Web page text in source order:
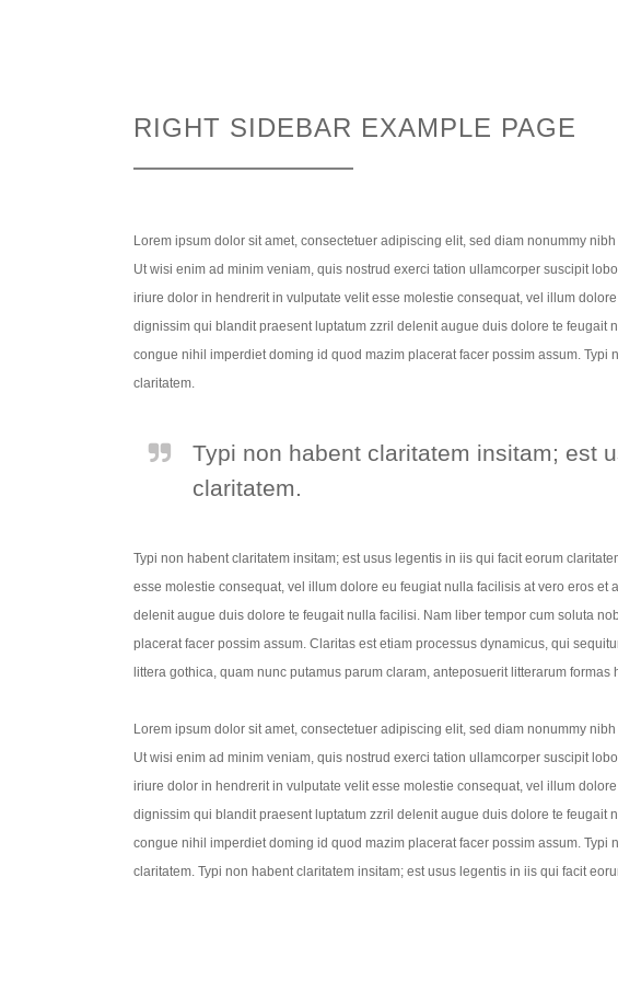
RIGHT SIDEBAR EXAMPLE PAGE
Lorem ipsum dolor sit amet, consectetuer adipiscing elit, sed diam nonummy
Ut wisi enim ad minim veniam, quis nostrud exerci tation ullamcorper suscipit
iriure dolor in hendrerit in vulputate velit esse molestie consequat, vel illum
dignissim qui blandit praesent luptatum zzril delenit augue duis dolore te feugait
congue nihil imperdiet doming id quod mazim placerat facer possim assum.
claritatem.
Typi non habent claritatem insitam; est
claritatem.
Typi non habent claritatem insitam; est usus legentis in iis qui facit eorum
esse molestie consequat, vel illum dolore eu feugiat nulla facilisis at vero eros et
delenit augue duis dolore te feugait nulla facilisi. Nam liber tempor cum soluta
placerat facer possim assum. Claritas est etiam processus dynamicus, qui
littera gothica, quam nunc putamus parum claram, anteposuerit litterarum
Lorem ipsum dolor sit amet, consectetuer adipiscing elit, sed diam nonummy
Ut wisi enim ad minim veniam, quis nostrud exerci tation ullamcorper suscipit
iriure dolor in hendrerit in vulputate velit esse molestie consequat, vel illum
dignissim qui blandit praesent luptatum zzril delenit augue duis dolore te feugait
congue nihil imperdiet doming id quod mazim placerat facer possim assum.
claritatem. Typi non habent claritatem insitam; est usus legentis in iis qui facit